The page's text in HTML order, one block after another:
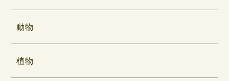
動物
植物